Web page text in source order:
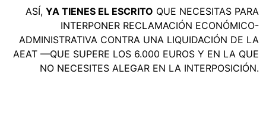
ASÍ, YA TIENES EL ESCRITO QUE NECESITAS PARA
INTERPONER RECLAMACIÓN ECONÓMICO-
ADMINISTRATIVA CONTRA UNA LIQUIDACIÓN DE LA
AEAT —QUE SUPERE LOS 6.000 EUROS Y EN LA QUE
NO NECESITES ALEGAR EN LA INTERPOSICIÓN.